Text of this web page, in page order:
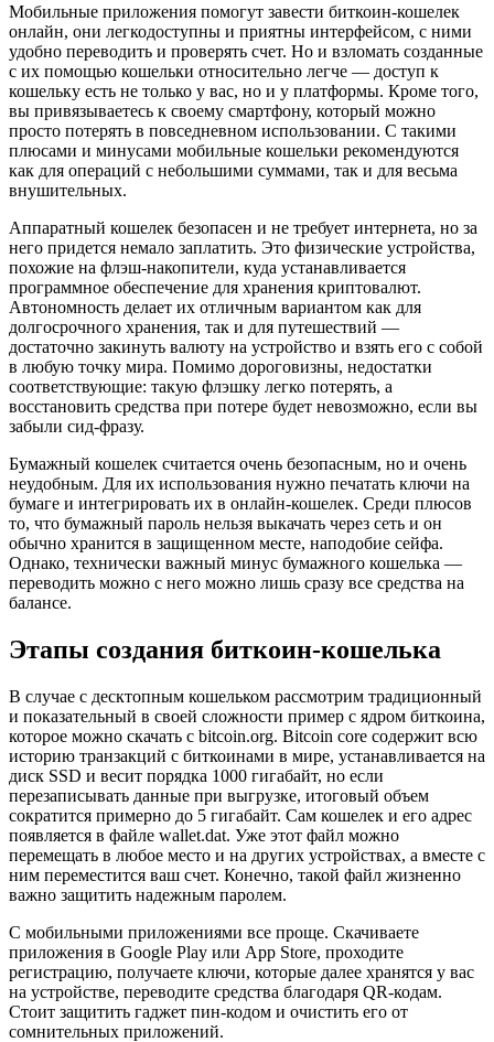
Мобильные приложения помогут завести биткоин-кошелек
онлайн, они легкодоступны и приятны интерфейсом, с ними
удобно переводить и проверять счет. Но и взломать созданные
с их помощью кошельки относительно легче — доступ к
кошельку есть не только у вас, но и у платформы. Кроме того,
вы привязываетесь к своему смартфону, который можно
просто потерять в повседневном использовании. С такими
плюсами и минусами мобильные кошельки рекомендуются
как для операций с небольшими суммами, так и для весьма
внушительных.
Аппаратный кошелек безопасен и не требует интернета, но за
него придется немало заплатить. Это физические устройства,
похожие на флэш-накопители, куда устанавливается
программное обеспечение для хранения криптовалют.
Автономность делает их отличным вариантом как для
долгосрочного хранения, так и для путешествий —
достаточно закинуть валюту на устройство и взять его с собой
в любую точку мира. Помимо дороговизны, недостатки
соответствующие: такую флэшку легко потерять, а
восстановить средства при потере будет невозможно, если вы
забыли сид-фразу.
Бумажный кошелек считается очень безопасным, но и очень
неудобным. Для их использования нужно печатать ключи на
бумаге и интегрировать их в онлайн-кошелек. Среди плюсов
то, что бумажный пароль нельзя выкачать через сеть и он
обычно хранится в защищенном месте, наподобие сейфа.
Однако, технически важный минус бумажного кошелька —
переводить можно с него можно лишь сразу все средства на
балансе.
Этапы создания биткоин-кошелька
В случае с десктопным кошельком рассмотрим традиционный
и показательный в своей сложности пример с ядром биткоина,
которое можно скачать с bitcoin.org. Bitcoin core содержит всю
историю транзакций с биткоинами в мире, устанавливается на
диск SSD и весит порядка 1000 гигабайт, но если
перезаписывать данные при выгрузке, итоговый объем
сократится примерно до 5 гигабайт. Сам кошелек и его адрес
появляется в файле wallet.dat. Уже этот файл можно
перемещать в любое место и на других устройствах, а вместе с
ним переместится ваш счет. Конечно, такой файл жизненно
важно защитить надежным паролем.
С мобильными приложениями все проще. Скачиваете
приложения в Google Play или App Store, проходите
регистрацию, получаете ключи, которые далее хранятся у вас
на устройстве, переводите средства благодаря QR-кодам.
Стоит защитить гаджет пин-кодом и очистить его от
сомнительных приложений.